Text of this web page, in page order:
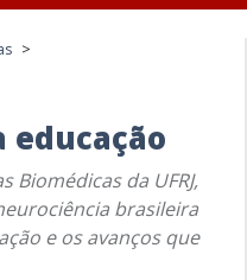
>
educação
da UFRJ,
brasileira
e os avanços que